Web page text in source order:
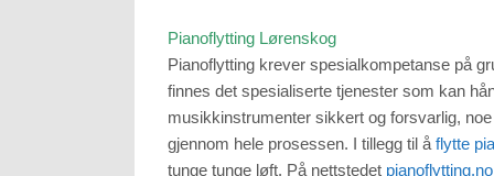
Pianoflytting Lørenskog
Pianoflytting krever spesialkompetanse på
finnes det spesialiserte tjenester som kan
musikkinstrumenter sikkert og forsvarlig,
gjennom hele prosessen. I tillegg til å flytte
tunge tunge løft. På nettstedet pianoflytting.no